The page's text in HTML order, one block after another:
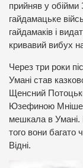
прийняв у обійми
гайдамацьке
гайдамаків і
кривавий вибух
Через три роки
Умані став
Щенсний
Юзефиною
мешкала в Умані.
того вони багато
Відні.